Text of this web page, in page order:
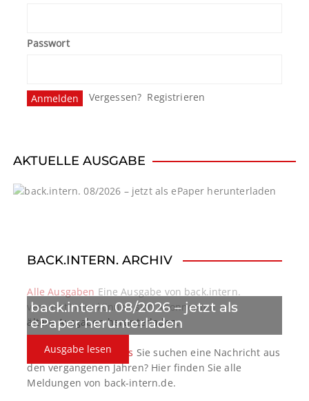
n
i
g
n
Passwort
Vergessen? Registrieren
AKTUELLE AUSGABE
back.intern. 08/2026 – jetzt als
ePaper herunterladen
Ausgabe lesen
BACK.INTERN. ARCHIV
Alle Ausgaben Eine Ausgabe von back.intern.
verpasst? Hier können sich Abonnenten
ältere Ausgaben herunterladen.
back.intern. Top-News Sie suchen eine Nachricht aus
den vergangenen Jahren? Hier finden Sie alle
Meldungen von back-intern.de.